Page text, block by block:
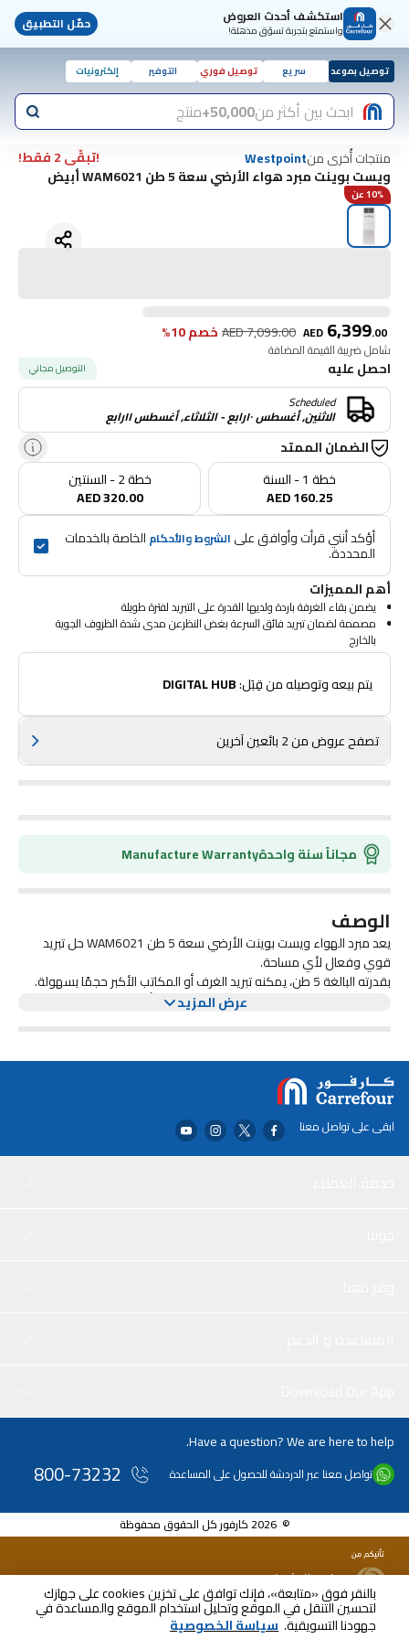
بالنقر فوق «متابعة»، فإنك توافق على تخزين cookies على جهازك
لتحسين التنقل في الموقع وتحليل استخدام الموقع والمساعدة في
جهودنا التسويقية. سياسة الخصوصية
استكشف أحدث العروض
واستمتع بتجربة تسوّق مذهلة! حمّل التطبيق
توصيل بموعد سريع توصيل فوري التوفير إلكترونيات
ابحث بين أكثر من50,000+ منتج
منتجات أُخرى منWestpoint
!تبقّى 2 فقط!
ويست بوينت مبرد هواء الأرضي سعة 5 طن WAM6021 أبيض
10% عن
AED 6,399.00
AED7,099.00 خصم 10%
شامل ضريبة القيمة المضافة
احصل عليه التوصيل مجاني
Scheduled
الاثنين, أغسطس ١٠رابع - الثلاثاء, أغسطس ١١رابع
الضمان الممتد
خطة 1 - السنة
AED 160.25
خطة 2 - السنتين
AED 320.00
أؤكد أنني قرأت وأوافق على الشروط والأحكام
المحددة.
أهم المميزات
يضمن بقاء الغرفة باردة ولديها القدرة على التبريد لفترة طويلة
مصممة لضمان تبريد فائق السرعة بغض النظرعن مدى شدة الظروف الجوية
بالخارج
يزيل بشكل فعال التبريد غير المناسب والضوضاء المحيطة العالية
مخدوم بمحرك موفر للطاقة وعالي الأداءDIGITAL HUB
تصفح عروض من 2 بائعين آخرين
مجاناً سنة واحدةManufacture Warranty
الوصف
يعد مبرد الهواء ويست بوينت الأرضي سعة 5 طن WAM6021 حل تبريد
قوي وفعال لأي مساحة.
بقدرته البالغة 5 طن، يمكنه تبريد الغرف أو المكاتب الأكبر حجمًا بسهولة.
يضيف التصميم الأبيض الأنيق لمسة عصرية إلى أي تصميم داخلي، بينما
للتعديل، مما يسمح لك بتخصيص تجربة التبريد حسب تفضيلاتك. سواء كان
طن WAM6021 هو الخيار الأمثل لجميع احتياجات التبريد الخاصة بك.
عرض المزيد
AED6399.00
شامل ضريبة القيمة المضافة
ابقى على تواصل معنا
Have a question? We are here to help.
تواصل معنا عبر الدردشة للحصول على المساعدة 800-73232
© 2026 كارفور كل الحقوق محفوظة